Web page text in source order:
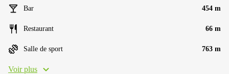
Bar 454 m
Restaurant 66 m
Salle de sport 763 m
Voir plus